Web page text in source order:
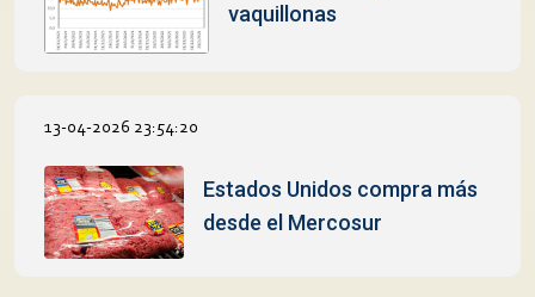
vaquillonas
13-04-2026 23:54:20
Estados Unidos compra más
desde el Mercosur